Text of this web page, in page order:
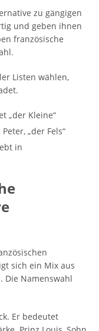
zu gängigen
und geben ihnen
französische
Listen wählen,
„der Kleine“
„der Fels“
in
sich ein Mix aus
Die Namenswahl
Er bedeutet